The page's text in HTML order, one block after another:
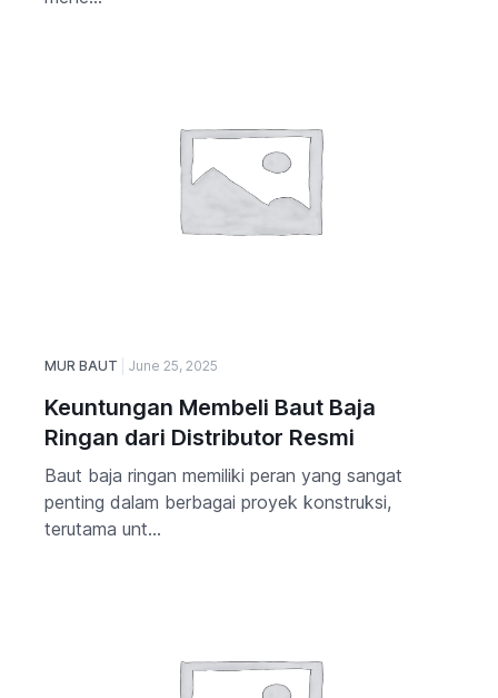
MUR BAUT June 25, 2025
Keuntungan Membeli Baut Baja
Ringan dari Distributor Resmi
Baut baja ringan memiliki peran yang sangat
penting dalam berbagai proyek konstruksi,
terutama unt...